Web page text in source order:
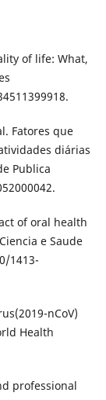
of life: What,
Fatores que
diárias
Publica
of oral health
e Saude
1413-
nCoV)
Health
professional